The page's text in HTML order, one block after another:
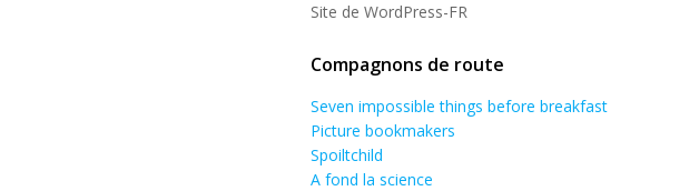
Site de WordPress-FR
Compagnons de route
Seven impossible things before breakfast
Picture bookmakers
Spoiltchild
A fond la science